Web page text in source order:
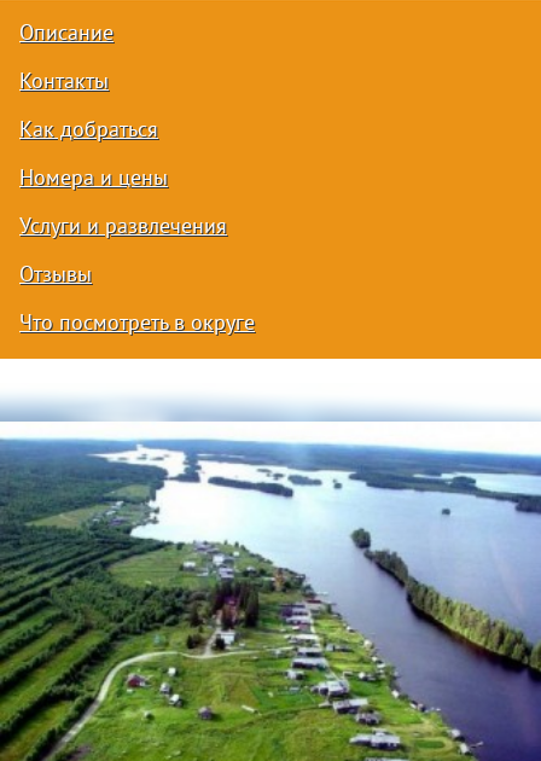
Описание
Контакты
Как добраться
Номера и цены
Услуги и развлечения
Отзывы
Что посмотреть в округе